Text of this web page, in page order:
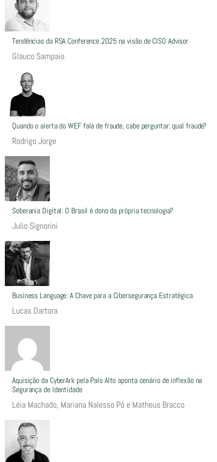
Tendências da RSA Conference 2025 na visão de CISO Advisor
Glauco Sampaio
Quando o alerta do WEF fala de fraude, cabe perguntar: qual fraude?
Rodrigo Jorge
Soberania Digital: O Brasil é dono da própria tecnologia?
Julio Signorini
Business Language: A Chave para a Cibersegurança Estratégica
Lucas Dartora
Aquisição da CyberArk pela Palo Alto aponta cenário de inflexão na
Segurança de Identidade
Léia Machado, Mariana Nalesso Pó e Matheus Bracco